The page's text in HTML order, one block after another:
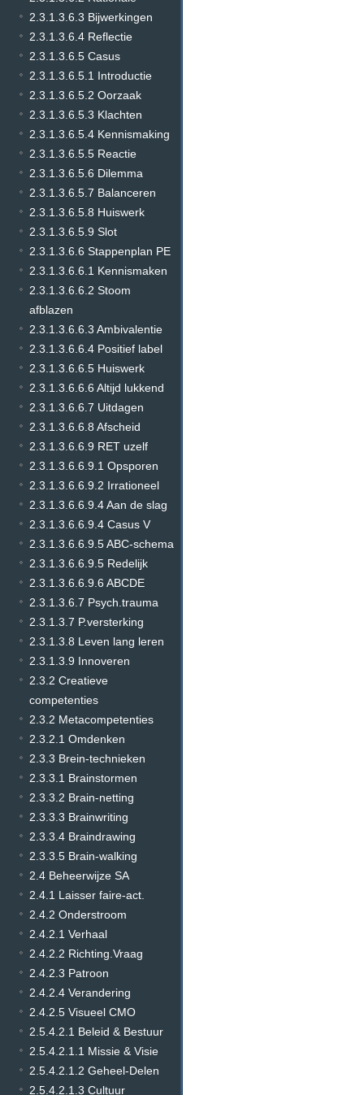
2.3.1.3.6.3 Bijwerkingen
2.3.1.3.6.4 Reflectie
2.3.1.3.6.5 Casus
2.3.1.3.6.5.1 Introductie
2.3.1.3.6.5.2 Oorzaak
2.3.1.3.6.5.3 Klachten
2.3.1.3.6.5.4 Kennismaking
2.3.1.3.6.5.5 Reactie
2.3.1.3.6.5.6 Dilemma
2.3.1.3.6.5.7 Balanceren
2.3.1.3.6.5.8 Huiswerk
2.3.1.3.6.5.9 Slot
2.3.1.3.6.6 Stappenplan PE
2.3.1.3.6.6.1 Kennismaken
2.3.1.3.6.6.2 Stoom
afblazen
2.3.1.3.6.6.3 Ambivalentie
2.3.1.3.6.6.4 Positief label
2.3.1.3.6.6.5 Huiswerk
2.3.1.3.6.6.6 Altijd lukkend
2.3.1.3.6.6.7 Uitdagen
2.3.1.3.6.6.8 Afscheid
2.3.1.3.6.6.9 RET uzelf
2.3.1.3.6.6.9.1 Opsporen
2.3.1.3.6.6.9.2 Irrationeel
2.3.1.3.6.6.9.4 Aan de slag
2.3.1.3.6.6.9.4 Casus V
2.3.1.3.6.6.9.5 ABC-schema
2.3.1.3.6.6.9.5 Redelijk
2.3.1.3.6.6.9.6 ABCDE
2.3.1.3.6.7 Psych.trauma
2.3.1.3.7 P.versterking
2.3.1.3.8 Leven lang leren
2.3.1.3.9 Innoveren
2.3.2 Creatieve
competenties
2.3.2 Metacompetenties
2.3.2.1 Omdenken
2.3.3 Brein-technieken
2.3.3.1 Brainstormen
2.3.3.2 Brain-netting
2.3.3.3 Brainwriting
2.3.3.4 Braindrawing
2.3.3.5 Brain-walking
2.4 Beheerwijze SA
2.4.1 Laisser faire-act.
2.4.2 Onderstroom
2.4.2.1 Verhaal
2.4.2.2 Richting.Vraag
2.4.2.3 Patroon
2.4.2.4 Verandering
2.4.2.5 Visueel CMO
2.5.4.2.1 Beleid & Bestuur
2.5.4.2.1.1 Missie & Visie
2.5.4.2.1.2 Geheel-Delen
2.5.4.2.1.3 Cultuur